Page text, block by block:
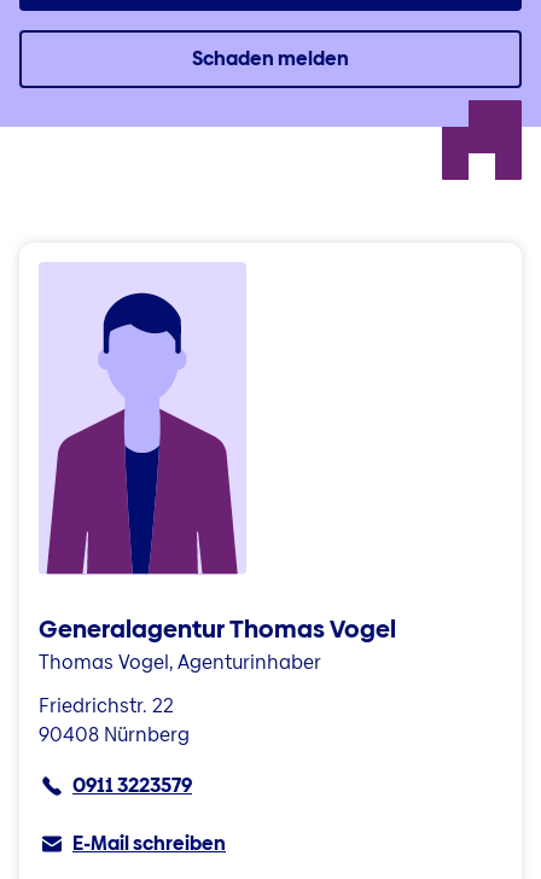
Schaden melden
Generalagentur Thomas Vogel
Thomas Vogel, Agenturinhaber
Friedrichstr. 22
90408 Nürnberg
0911 3223579
E-Mail schreiben